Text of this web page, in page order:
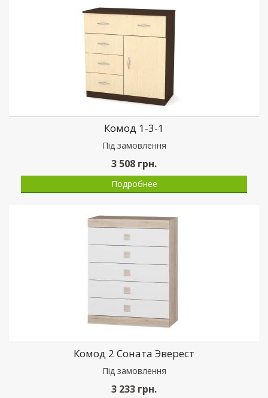
Комод 1-3-1
Пiд замовлення
3 508 грн.
Подробнее
Комод 2 Соната Эверест
Пiд замовлення
3 233 грн.